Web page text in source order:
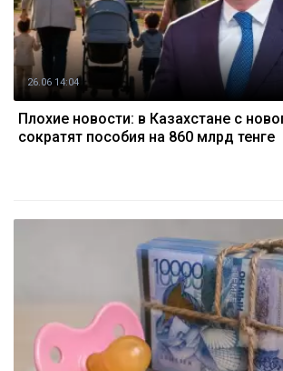
26.06 14:04
Плохие новости: в Казахстане с
сократят пособия на 860 млрд тенге